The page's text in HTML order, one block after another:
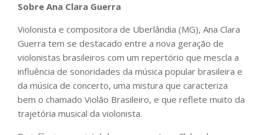
Sobre Ana Clara Guerra
Violonista e compositora de Uberlândia (MG), Ana Clara
Guerra tem se destacado entre a nova geração de
violonistas brasileiros com um repertório que mescla a
influência de sonoridades da música popular brasileira e
da música de concerto, uma mistura que caracteriza
bem o chamado Violão Brasileiro, e que reflete muito da
trajetória musical da violonista.